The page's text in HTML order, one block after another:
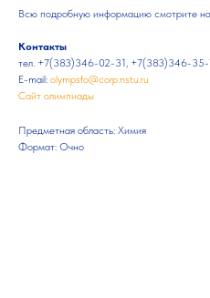
Всю подробную информацию смотрите на
Контакты
тел. +7(383)346-02-31, +7(383)346-
E-mail: olympsfo@corp.nstu.ru
Сайт олимпиады
Предметная область: Химия
Формат: Очно